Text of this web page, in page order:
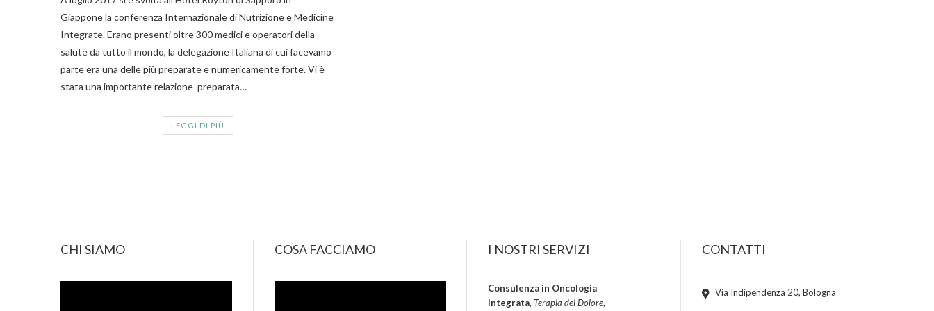
Giappone la conferenza Internazionale di Nutrizione e Medicine
Integrate. Erano presenti oltre 300 medici e operatori della
salute da tutto il mondo, la delegazione Italiana di cui facevamo
parte era una delle più preparate e numericamente forte. Vi è
stata una importante relazione preparata…
LEGGI DI PIÙ
CHI SIAMO COSA FACCIAMO I NOSTRI SERVIZI
Consulenza in Oncologia
Integrata, Terapia del Dolore,
CONTATTI
Via Indipendenza 20, Bologna